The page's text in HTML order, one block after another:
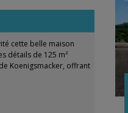
cette belle maison
détails de 125 m²
Koenigsmacker, offrant